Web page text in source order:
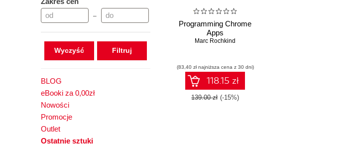
–
Wyczyść
BLOG
eBooki za 0,00zł
Nowości
Promocje
Outlet
Ostatnie sztuki
Programming Chrome
Apps
Marc Rochkind
(83,40 zł najniższa cena z 30 dni)
118.15 zł
139.00 zł (-15%)